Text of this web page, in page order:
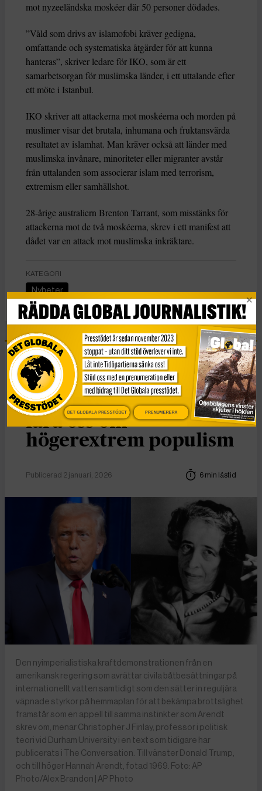
mot nyzeeländska moskéer där 50 personer dödades.
”Våld som drivs av islamofobi kräver gedigna,
omfattande och systematiska åtgärder för att kunna
hanteras”, skriver ledare för IKO, som är ett
samarbetsorgan för muslimska länder, i ett uttalande efter
ett möte i Istanbul.
IKO skriver att attackerna mot moskéerna och morden på
muslimer visar det brutala, inhumana och fruktansvärda
resultatet av islamhat. Man kräver också att länder med
muslimska invånare, minoriteter eller migranter avstår
från uttalanden som associerar islam med terrorism,
extremism eller samhällshot.
28-årige australiern Brenton Tarrant, som misstänks för
attackerna mot de två moskéerna, skrev i ett manifest att
dådet var en attack mot muslimska inkräktare.
KATEGORI
Nyheter
Essä
Vad Hanna Arendt kan
lära oss om
högerextrem populism
Publicerad 2 januari, 2026 6 min lästid
Den nyimperialistiska kraftdemonstrationen från en
amerikansk regering som avrättar civila båtbesättningar på
internationellt vatten samtidigt som den sätter in reguljära
väpnade styrkor på hemmaplan för att bekämpa brottslighet
framstår som en appell till samma instinkter som Arendt
skrev om, menar Christopher J Finlay, professor i politisk
teori vid Durham University i en text som tidigare har
publicerats i The Conversation. Till vänster Donald Trump,
och till höger Hannah Arendt, fotad 1969. Foto: AP
Photo/Alex Brandon | AP Photo
DET GLOBALA PRESSTÖDET PRENUMERERA